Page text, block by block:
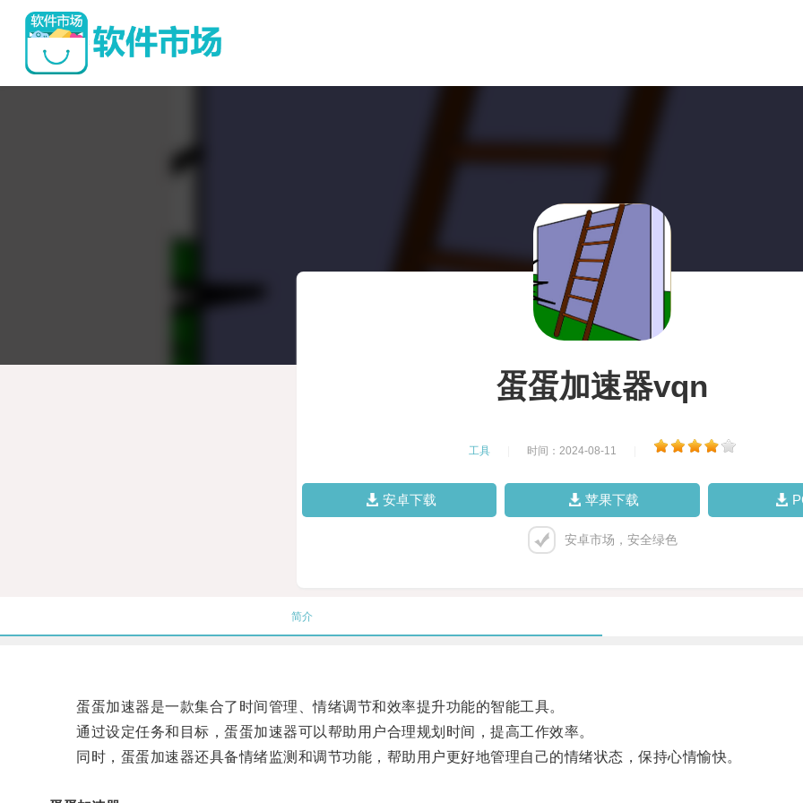
蛋蛋加速器vqn
工具 时间：2024-08-11
安卓下载 苹果下载
安卓市场，安全绿色
简介
蛋蛋加速器是一款集合了时间管理、情绪调节和效率提升功能的智能工具。
通过设定任务和目标，蛋蛋加速器可以帮助用户合理规划时间，提高工作效率。
同时，蛋蛋加速器还具备情绪监测和调节功能，帮助用户更好地管理自己的情绪状态，保持心情愉快。